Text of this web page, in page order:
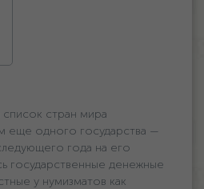
стран мира
еще одного государства —
года на его
государственные денежные
у нумизматов как